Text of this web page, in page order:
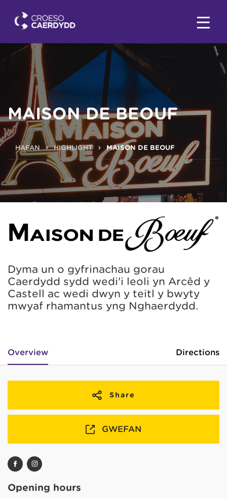
MAISON DE BEOUF
HAFAN HIGHLIGHT MAISON DE BEOUF
Dyma un o gyfrinachau gorau
Caerdydd sydd wedi'i leoli yn Arcêd y
Castell ac wedi dwyn y teitl y bwyty
mwyaf rhamantus yng Nghaerdydd.
Overview Directions
Share
GWEFAN
Opening hours